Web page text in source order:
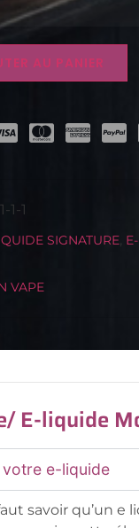
AU PANIER
1-1
SIGNATURE,
VAPE
E-liquide
e-liquide
savoir qu’un e